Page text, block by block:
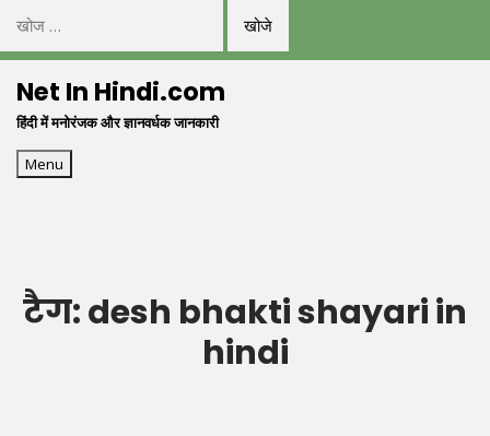
निम्न
को
खोजें:Net In Hindi.com
हिंदी में मनोरंजक और ज्ञानवर्धक जानकारी
Menu
टैग:desh bhakti shayari in
hindi